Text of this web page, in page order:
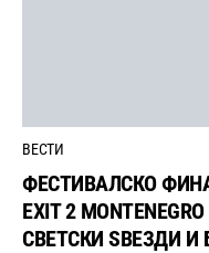
ВЕСТИ
ФЕСТИВАЛСКО
EXIT 2
СВЕТСКИ ЅВЕЗДИ И